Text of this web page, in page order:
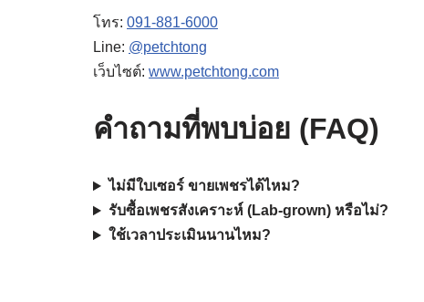
โทร: 091-881-6000
Line: @petchtong
เว็บไซต์: www.petchtong.com
คำถามที่พบบ่อย (FAQ)
ไม่มีใบเซอร์ ขายเพชรได้ไหม?
รับซื้อเพชรสังเคราะห์ (Lab-grown) หรือไม่?
ใช้เวลาประเมินนานไหม?